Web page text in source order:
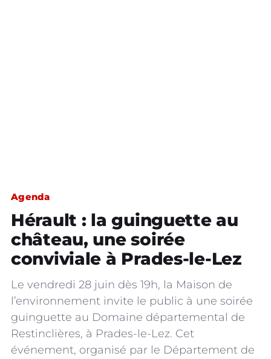
Agenda
Hérault : la guinguette au
château, une soirée
conviviale à Prades-le-Lez
Le vendredi 28 juin dès 19h, la Maison de
l’environnement invite le public à une soirée
guinguette au Domaine départemental de
Restinclières, à Prades-le-Lez. Cet
événement, organisé par le Département de